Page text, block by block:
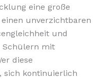
eine große
unverzichtbaren
und
Schülern mit
diese
sich kontinuierlich